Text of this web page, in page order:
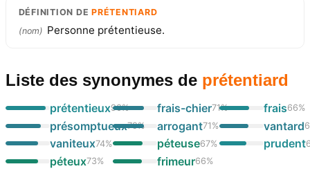
DÉFINITION DEPRÉTENTIARD
(nom) Personne prétentieuse.
Liste des synonymes de prétentiard
prétentieux90%
présomptueux79%
vaniteux74%
péteux73%
frais-chier71%
arrogant71 %
péteuse67%
frimeur66%
frais66%
vantard
prudent